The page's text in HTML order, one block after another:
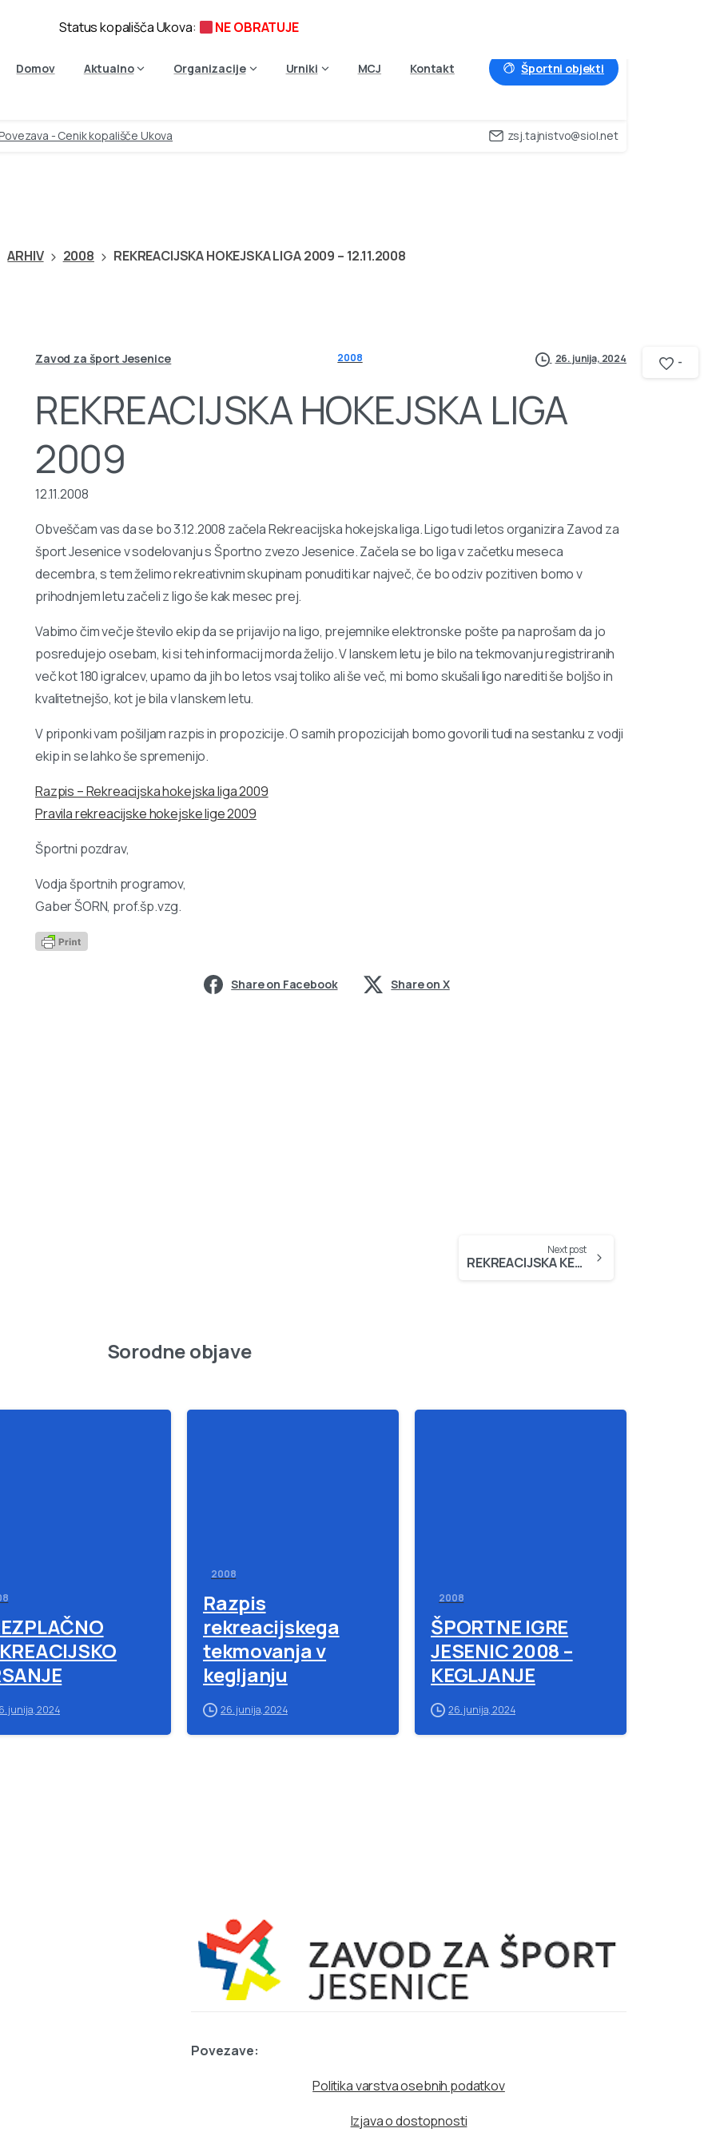
Domov Aktualno Organizacije Urniki MCJ Kontakt Športni objekti
- Cenik kopališče Ukova zsj.tajnistvo@siol.net
ARHIV 2008 REKREACIJSKA HOKEJSKA LIGA 2009 – 12.11.2008
Zavod za šport Jesenice 2008 26. junija, 2024
REKREACIJSKA HOKEJSKA LIGA
2009
12.11.2008
Obveščam vas da se bo 3.12.2008 začela Rekreacijska hokejska liga. Ligo tudi letos organizira Zavod za
šport Jesenice v sodelovanju s Športno zvezo Jesenice. Začela se bo liga v začetku meseca
decembra, s tem želimo rekreativnim skupinam ponuditi kar največ, če bo odziv pozitiven bomo v
prihodnjem letu začeli z ligo še kak mesec prej.
Vabimo čim večje število ekip da se prijavijo na ligo, prejemnike elektronske pošte pa naprošam da jo
posredujejo osebam, ki si teh informacij morda želijo. V lanskem letu je bilo na tekmovanju registriranih
več kot 180 igralcev, upamo da jih bo letos vsaj toliko ali še več, mi bomo skušali ligo narediti še boljšo in
kvalitetnejšo, kot je bila v lanskem letu.
V priponki vam pošiljam razpis in propozicije. O samih propozicijah bomo govorili tudi na sestanku z vodji
ekip in se lahko še spremenijo.
Razpis – Rekreacijska hokejska liga 2009
Pravila rekreacijske hokejske lige 2009
Športni pozdrav,
Vodja športnih programov,
Gaber ŠORN, prof.šp.vzg.
-
Share on Facebook Share on X
Next post
REKREACIJSKA KEGLJAŠKA LIGA – MRKL 2008/2009 1. DEL – 25.11.2008
Sorodne objave
junija, 2024
2008
Razpis
rekreacijskega
tekmovanja v
kegljanju
26. junija, 2024
2008
ŠPORTNE IGRE
JESENIC 2008 –
KEGLJANJE
26. junija, 2024
Povezave:
Politika varstva osebnih podatkov
Izjava o dostopnosti
Status kopališča Ukova: NE OBRATUJE